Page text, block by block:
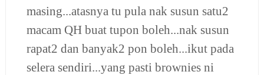
masing...atasnya tu pula nak susun satu2
macam QH buat tupon boleh...nak susun
rapat2 dan banyak2 pon boleh...ikut pada
selera sendiri...yang pasti brownies ni